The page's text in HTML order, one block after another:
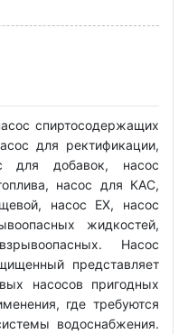
спиртосодержащих
для ректификации,
для добавок, насос
насос для КАС,
насос EX, насос
жидкостей,
Насос
представляет
насосов пригодных
где требуются
водоснабжения.